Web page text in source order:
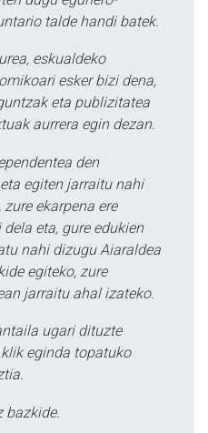
talde handi batek.
eskualdeko
esker bizi dena,
eta publizitatea
aurrera egin dezan.
den
egiten jarraitu nahi
ekarpena ere
eta, gure edukien
nahi dizugu Aiaraldea
egiteko, zure
jarraitu ahal izateko.
ugari dituzte
eginda topatuko
bazkide.